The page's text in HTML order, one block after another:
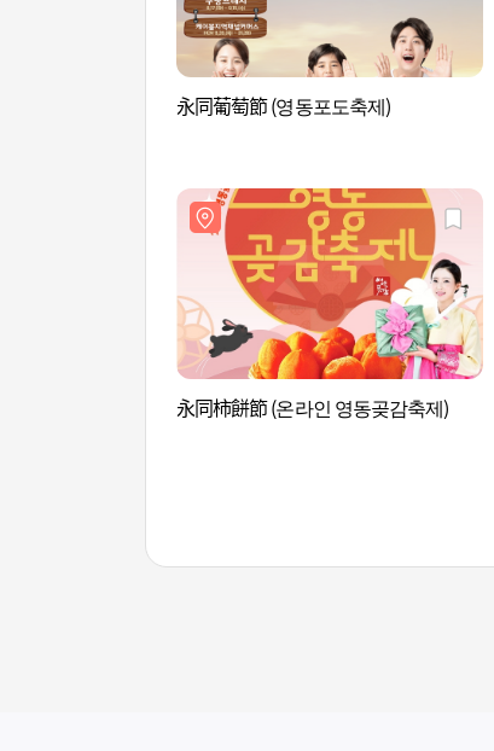
永同葡萄節 (영동포도축제)
永同柿餅節 (온라인 영동곶감축제)